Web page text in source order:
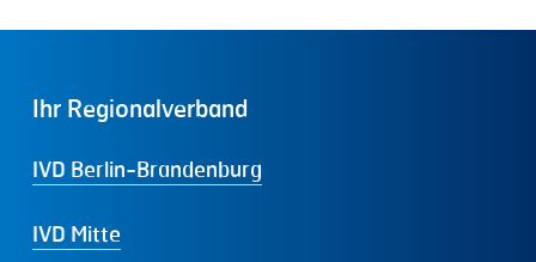
Ihr Regionalverband
IVD Berlin-Brandenburg
IVD Mitte